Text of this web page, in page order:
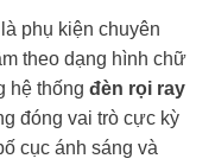
là phụ kiện chuyên
theo dạng hình chữ
hệ thống đèn rọi ray
đóng vai trò cực kỳ
cục ánh sáng và